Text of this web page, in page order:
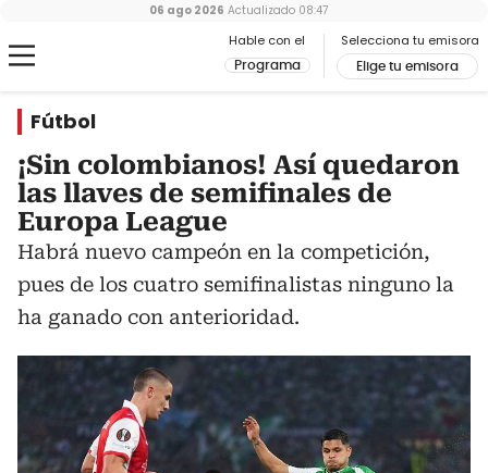
Hable con el
Programa
Selecciona tu emisora
Elige tu emisora
06 ago 2026 Actualizado 08:47
Fútbol
¡Sin colombianos! Así quedaron
las llaves de semifinales de
Europa League
Habrá nuevo campeón en la competición,
pues de los cuatro semifinalistas ninguno la
ha ganado con anterioridad.